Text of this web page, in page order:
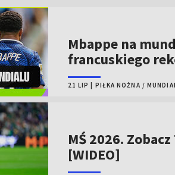
Mbappe na
francuskiego
21 LIP PIŁKA NOŻNA /
MŚ 2026.
[WIDEO]